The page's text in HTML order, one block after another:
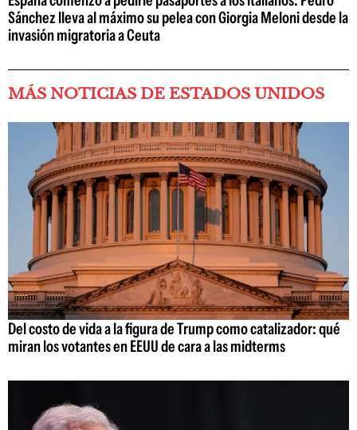
Sánchez lleva al máximo su pelea con Giorgia Meloni desde la
invasión migratoria a Ceuta
MÁS NOTICIAS DE ESTADOS UNIDOS
Del costo de vida a la figura de Trump como catalizador: qué
miran los votantes en EEUU de cara a las midterms